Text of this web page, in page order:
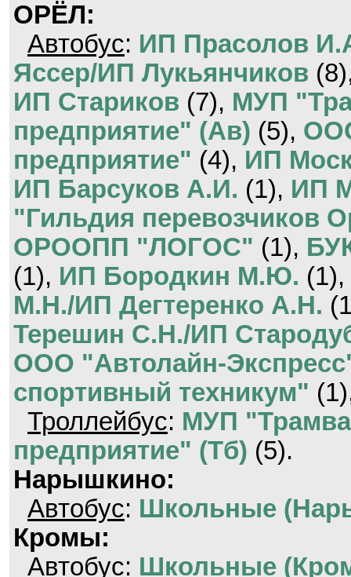
ОРЁЛ:
Автобус: ИП Прасолов
Яссер/ИП Лукьянчиков
ИП Стариков (7), МУП
предприятие" (Ав) (5),
предприятие" (4), ИП
ИП Барсуков А.И. (1), ИП
"Гильдия перевозчиков
ОРООПП "ЛОГОС" (1),
(1), ИП Бородкин М.Ю. (1),
М.Н./ИП Дегтеренко А.Н.
Терешин С.Н./ИП
ООО "Автолайн-
спортивный техникум"
Троллейбус: МУП
предприятие" (Тб) (5).
Нарышкино:
Автобус: Школьные
Кромы:
Автобус: Школьные